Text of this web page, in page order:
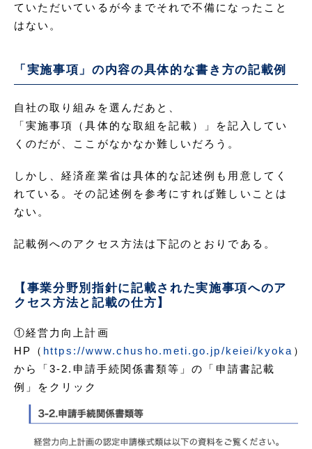
ていただいているが今までそれで不備になったこと
はない。
「実施事項」の内容の具体的な書き方の記載例
自社の取り組みを選んだあと、
「実施事項（具体的な取組を記載）」を記入してい
くのだが、ここがなかなか難しいだろう。
しかし、経済産業省は具体的な記述例も用意してく
れている。その記述例を参考にすれば難しいことは
ない。
記載例へのアクセス方法は下記のとおりである。
【事業分野別指針に記載された実施事項へのア
クセス方法と記載の仕方】
①経営力向上計画
HP（ https://www.chusho.meti.go.jp/keiei/kyoka ）
から「3-2.申請手続関係書類等」の「申請書記載
例」をクリック